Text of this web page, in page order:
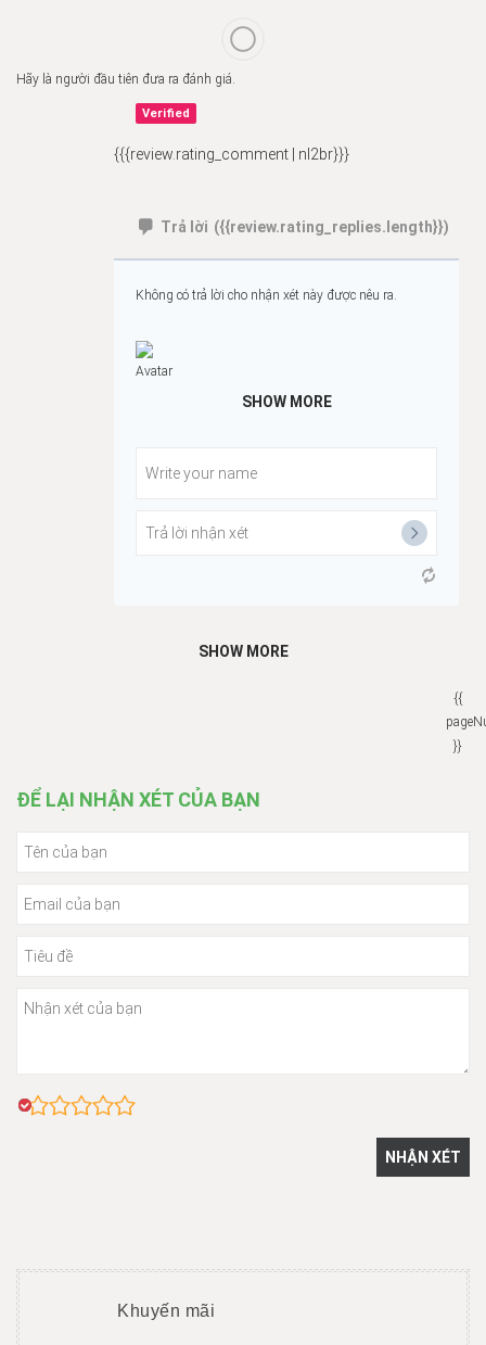
Hãy là người đầu tiên đưa ra đánh giá.
Verified
{{{review.rating_comment | nl2br}}}
Trả lời ({{review.rating_replies.length}})
Không có trả lời cho nhận xét này được nêu ra.
SHOW MORE
SHOW MORE
{{
}}
ĐỂ LẠI NHẬN XÉT CỦA BẠN
Khuyến mãi